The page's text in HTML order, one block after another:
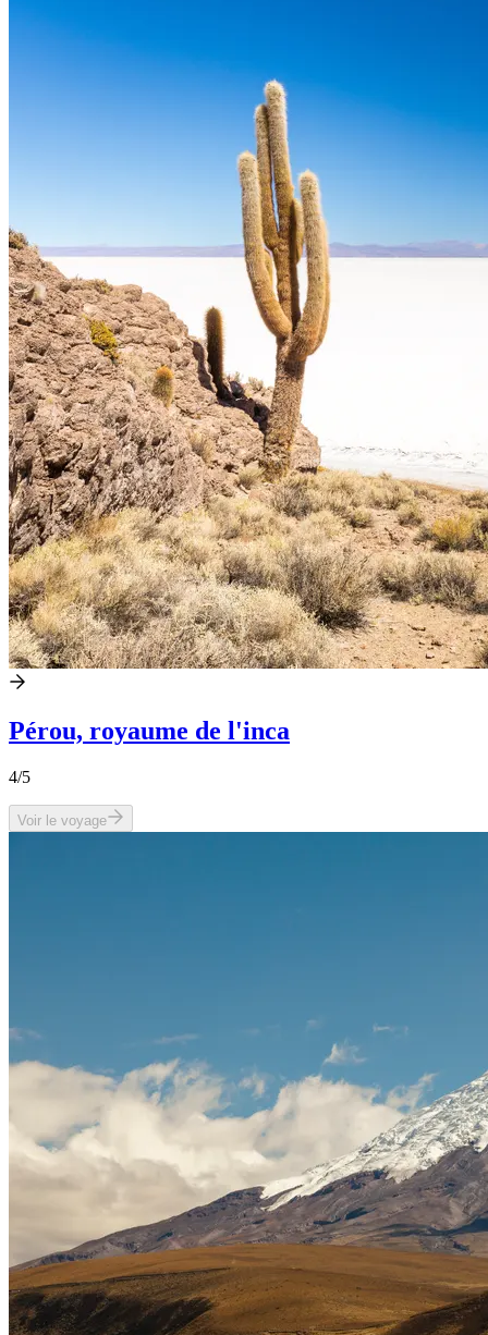
Pérou, royaume de l'inca
4/5
Voir le voyage